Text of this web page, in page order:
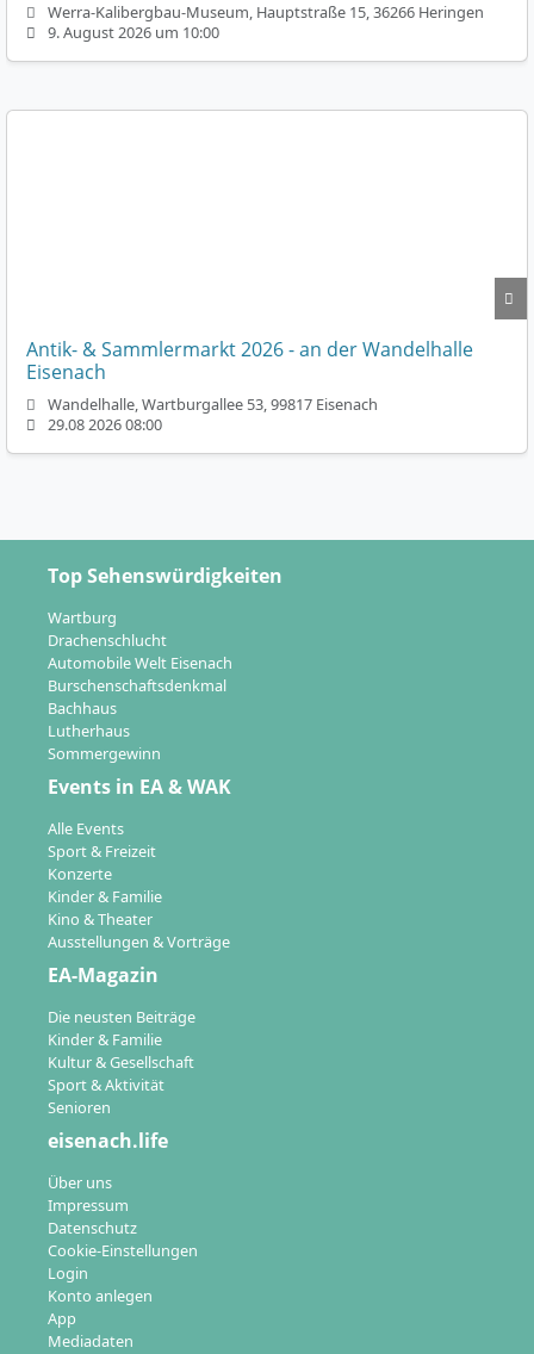
Werra-Kalibergbau-Museum, Hauptstraße 15, 36266 Heringen
9. August 2026 um 10:00
Antik- & Sammlermarkt 2026 - an der Wandelhalle
Eisenach
Wandelhalle, Wartburgallee 53, 99817 Eisenach
29.08 2026 08:00
Top Sehenswürdigkeiten
Wartburg
Drachenschlucht
Automobile Welt Eisenach
Burschenschaftsdenkmal
Bachhaus
Lutherhaus
Sommergewinn
Events in EA & WAK
Alle Events
Sport & Freizeit
Konzerte
Kinder & Familie
Kino & Theater
Ausstellungen & Vorträge
EA-Magazin
Die neusten Beiträge
Kinder & Familie
Kultur & Gesellschaft
Sport & Aktivität
Senioren
eisenach.life
Über uns
Impressum
Datenschutz
Cookie-Einstellungen
Login
Konto anlegen
App
Mediadaten